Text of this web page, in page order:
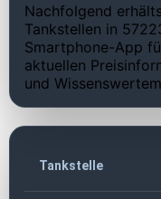
Nachfolgend
Tankstellen in
Smartphone-App
aktuellen
und
Tankstelle